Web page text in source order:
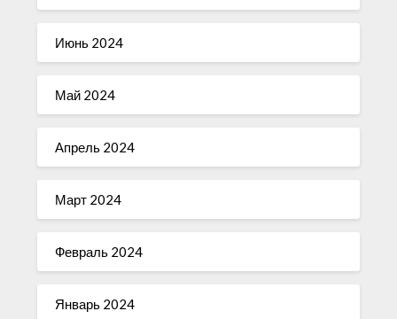
Июнь 2024
Май 2024
Апрель 2024
Март 2024
Февраль 2024
Январь 2024